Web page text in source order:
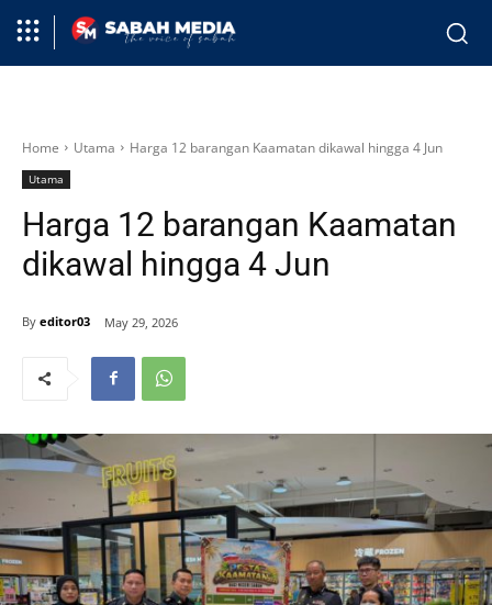
Home Utama Harga 12 barangan Kaamatan dikawal hingga 4 Jun
Utama
Harga 12 barangan Kaamatan
dikawal hingga 4 Jun
By editor03 May 29, 2026